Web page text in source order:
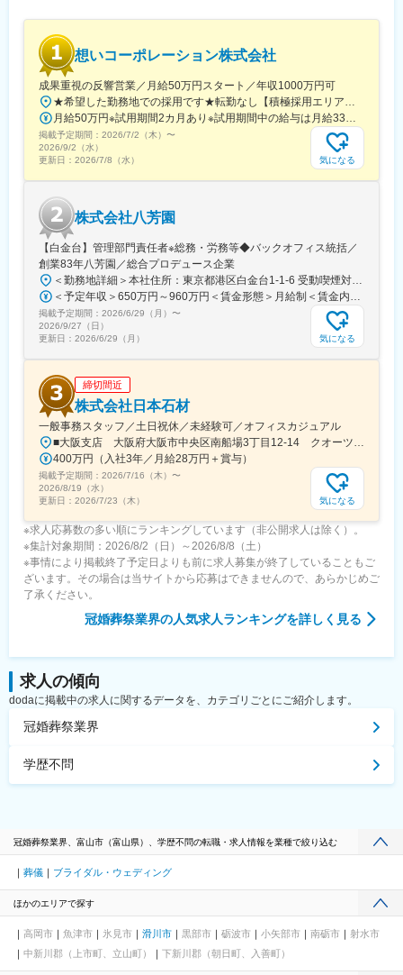
今日から始まるのは、まだ誰も読んだことのない物語です。
この『最初の1ページ』をともに書き上げる仲間に必要なのは、ス
キル以上に、誰かの期待を超えたいという純粋な情熱。そして、
自らを変えていこうとするひたむきな成長意欲です。あなたの本
気が、誰かの人生を、そしてあなた自身の未来を、輝かせる。そ
んな瞬間を、私たちはこの場所で、何度も積み重ねていきたい。
最高に輝く人生の１ページを、ここから描いていきませんか。
・有給休暇取得率100％
・フレックスキャリア制度あり
・産休・育休取得率100％、復職率95％、男性の取得実績あり
・勤続３年でリフレッシュ休暇付与
・表彰制度多数（MVPは最大100万円）
想いコーポレーション株式会社
成果重視の反響営業／月給50万円スタート／年収1000万円可
★希望した勤務地での採用です★転勤なし【積極採用エリア】巣鴨本部（本社）立川支部愛知支部大阪支部広島支部岡山支部栃木支部静岡支部【その他採用エリア】北海道、青森、秋田、岩手、宮城、山形、福島、茨城、群馬、埼玉、千葉、神奈川、新潟、富山、石川、福井、岐阜、長野、山梨、三重、滋賀、京都、兵庫、奈良、和歌山、鳥取、島根、山口、徳島、香川、愛媛、高知、福岡、佐賀、長崎、熊本、大分、宮崎、鹿児島、沖縄※勤務地の詳細は当社ホームページをご参照ください。
月給50万円※試用期間2カ月あり※試用期間中の給与は月給33万円です。※いずれも固定残業代（月40時間分・7万5,000 円）を含み、超過分は別途支給します。【キャリアごとの月給イメージ】・月給50万円～：一般社員・月給80万円～：マネージャー候補3カ月間の売上成績に応じて、その後3カ月間の給与にインセンティブが上乗せされる仕組みです。（例1～3月の成績が、4～6月の給与に加算）中には、月30万円のインセンティブを手にする社員もいます。反響営業とはいえ、当社では、成果に見合う待遇を明確に用意しています。
掲載予定期間： 2026/7/2（木） 〜
2026/9/2（水）
更新日： 2026/7/8（水） 気になる
株式会社八芳園
【白金台】管理部門責任者※総務・労務等◆バックオフィス統括／
創業83年八芳園／総合プロデュース企業
＜勤務地詳細＞本社住所：東京都港区白金台1-1-6 受動喫煙対策：屋内全面禁煙変更の範囲：会社の定める事業所
＜予定年収＞650万円～960万円＜賃金形態＞月給制＜賃金内訳＞月額（基本給）：500,000円～800,000円＜月給＞500,000円～800,000円＜昇給有無＞有＜残業手当＞有＜給与補足＞■昇給年1回（10月）■賞与年1回（10月）※業績による賃金はあくまでも目安の金額であり、選考を通じて上下する可能性があります。月給(月額)は固定手当を含めた表記です。
掲載予定期間： 2026/6/29（月） 〜
2026/9/27（日）
更新日： 2026/6/29（月） 気になる
締切間近
株式会社日本石材
一般事務スタッフ／土日祝休／未経験可／オフィスカジュアル
■大阪支店 大阪府大阪市中央区南船場3丁目12-14 クオーツ心斎橋12階【アクセス】・御堂筋線「心斎橋」駅直結＼今春、クオーツ心斎橋へ移転／心斎橋の新たなランドマーク「クオーツ心斎橋」心斎橋駅直結の最先端複合施設です！大阪の大動脈「御堂筋」に面した一等地に位置するため、ランチやショッピングを楽しめます♪
400万円（入社3年／月給28万円＋賞与）
掲載予定期間： 2026/7/16（木） 〜
2026/8/19（水）
更新日： 2026/7/23（木） 気になる
※求人応募数の多い順にランキングしています（非公開求人は除く）。
※集計対象期間：2026/8/2（日）～2026/8/8（土）
※事情により掲載終了予定日よりも前に求人募集が終了していることもご
ざいます。その場合は当サイトから応募はできませんので、あらかじめご
了承ください。
冠婚葬祭業界の人気求人ランキングを詳しく見る
求人の傾向
dodaに掲載中の求人に関するデータを、カテゴリごとにご紹介します。
冠婚葬祭業界
学歴不問
冠婚葬祭業界、富山市（富山県）、学歴不問の転職・求人情報を業種で絞り込む
葬儀 ブライダル・ウェディング
ほかのエリアで探す
高岡市 魚津市 氷見市 滑川市 黒部市 砺波市 小矢部市 南砺市
射水市
中新川郡（上市町、立山町）
下新川郡（朝日町、入善町）